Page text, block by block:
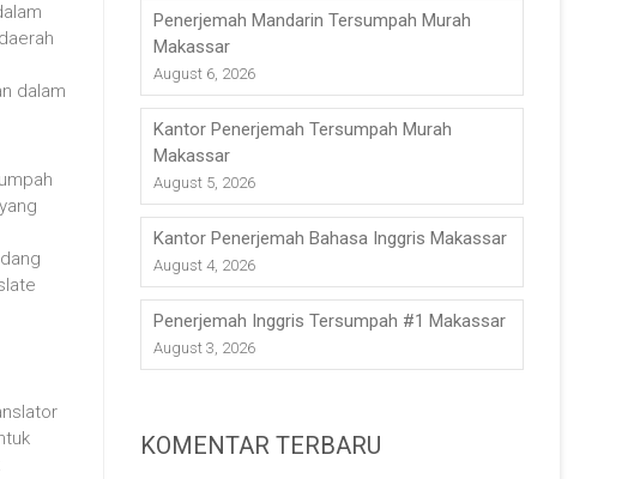
dalam
Penerjemah Mandarin Tersumpah Murah
Makassar
August 6, 2026
Kantor Penerjemah Tersumpah Murah
Makassar
August 5, 2026
Kantor Penerjemah Bahasa Inggris Makassar
August 4, 2026
Penerjemah Inggris Tersumpah #1 Makassar
August 3, 2026
KOMENTAR TERBARU